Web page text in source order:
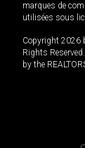
marques de
utilisées sous
Copyright 2026
Rights
by the